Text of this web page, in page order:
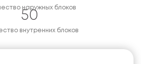
наружных блоков
50
внутренних блоков